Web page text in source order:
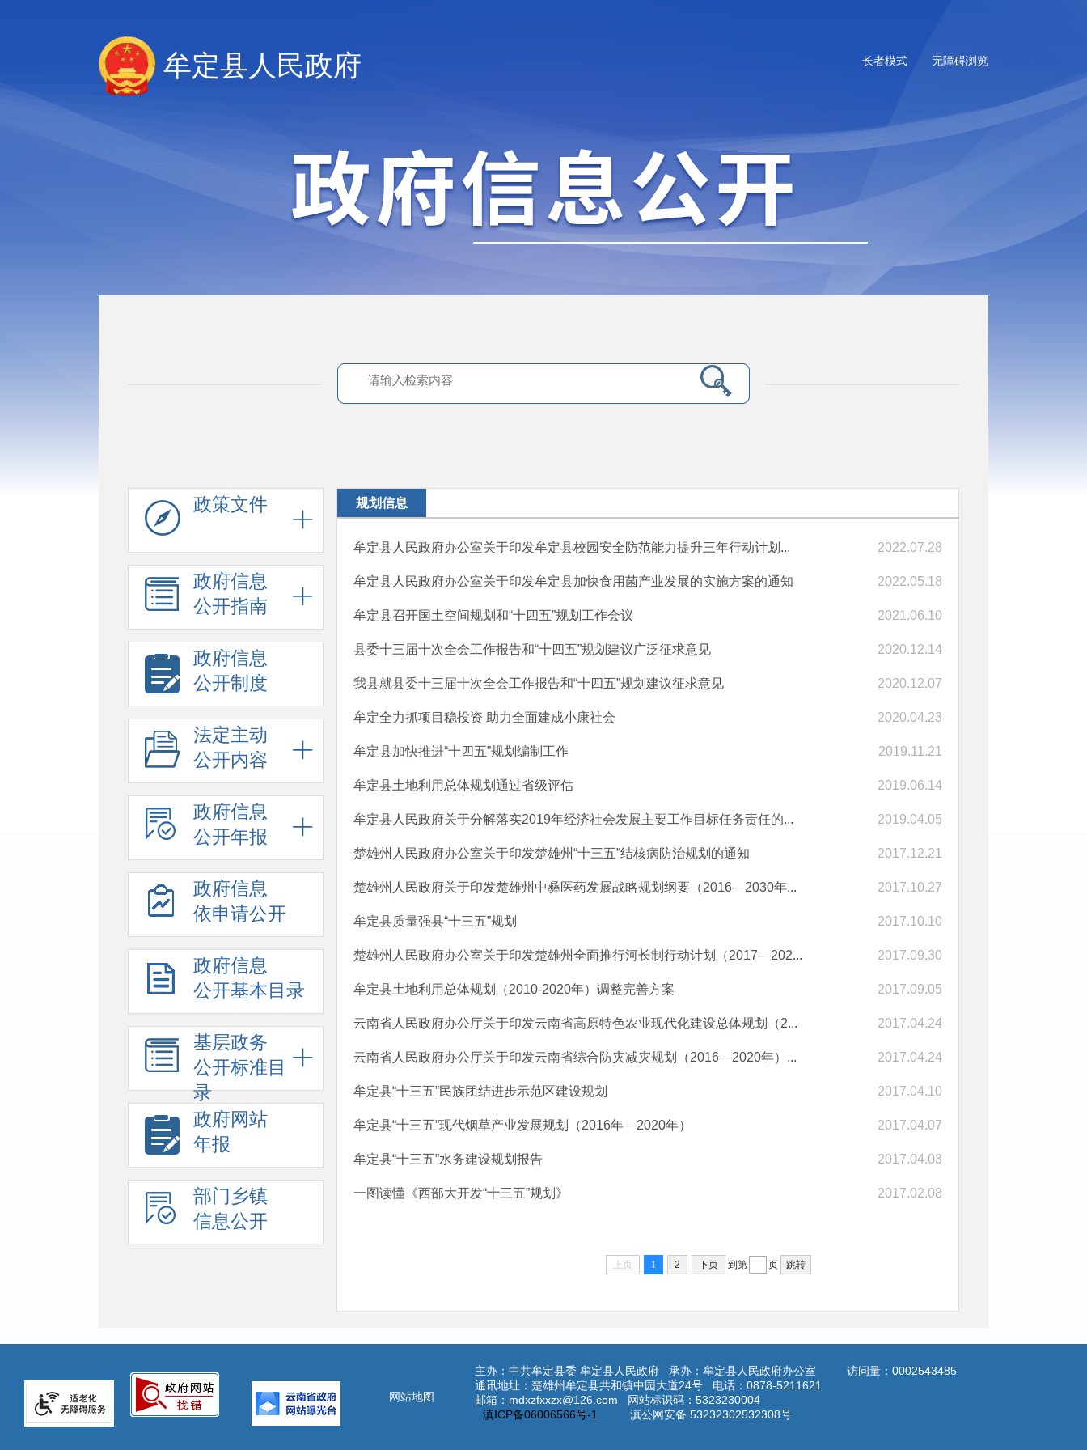
无障碍浏览
长者模式
牟定县人民政府
政策文件
政府信息
公开指南
政府信息
公开制度
法定主动
公开内容
政府信息
公开年报
政府信息
依申请公开
政府信息
公开基本目录
基层政务
公开标准目
录
政府网站
年报
部门乡镇
信息公开
规划信息
牟定县人民政府办公室关于印发牟定县校园安全防范能力提升三年行动计划... 2022.07.28
牟定县人民政府办公室关于印发牟定县加快食用菌产业发展的实施方案的通知 2022.05.18
牟定县召开国土空间规划和“十四五”规划工作会议 2021.06.10
县委十三届十次全会工作报告和“十四五”规划建议广泛征求意见 2020.12.14
我县就县委十三届十次全会工作报告和“十四五”规划建议征求意见 2020.12.07
牟定全力抓项目稳投资 助力全面建成小康社会 2020.04.23
牟定县加快推进“十四五”规划编制工作 2019.11.21
牟定县土地利用总体规划通过省级评估 2019.06.14
牟定县人民政府关于分解落实2019年经济社会发展主要工作目标任务责任的... 2019.04.05
楚雄州人民政府办公室关于印发楚雄州“十三五”结核病防治规划的通知 2017.12.21
楚雄州人民政府关于印发楚雄州中彝医药发展战略规划纲要（2016—2030年... 2017.10.27
牟定县质量强县“十三五”规划 2017.10.10
楚雄州人民政府办公室关于印发楚雄州全面推行河长制行动计划（2017—202... 2017.09.30
牟定县土地利用总体规划（2010-2020年）调整完善方案 2017.09.05
云南省人民政府办公厅关于印发云南省高原特色农业现代化建设总体规划（2... 2017.04.24
云南省人民政府办公厅关于印发云南省综合防灾减灾规划（2016—2020年）... 2017.04.24
牟定县“十三五”民族团结进步示范区建设规划 2017.04.10
牟定县“十三五”现代烟草产业发展规划（2016年—2020年） 2017.04.07
牟定县“十三五”水务建设规划报告 2017.04.03
一图读懂《西部大开发“十三五”规划》 2017.02.08
上页 1 2 下页 到第 页 跳转
网站地图
主办：中共牟定县委 牟定县人民政府 承办：牟定县人民政府办公室
通讯地址：楚雄州牟定县共和镇中园大道24号 电话：0878-5211621
邮箱：mdxzfxxzx@126.com 网站标识码：5323230004
滇ICP备06006566号-1
滇公网安备 53232302532308号
访问量： 0002543485